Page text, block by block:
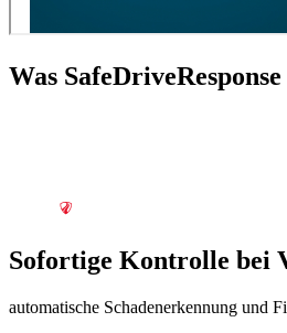
Was
Sofortige Kontrolle bei
automatische Schadenerkennung und